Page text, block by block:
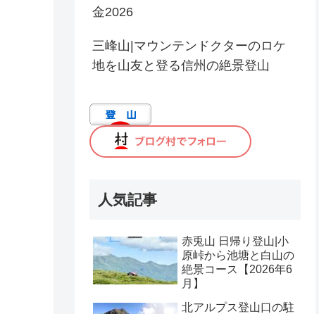
金2026
三峰山|マウンテンドクターのロケ
地を山友と登る信州の絶景登山
人気記事
赤兎山 日帰り登山|小
原峠から池塘と白山の
絶景コース【2026年6
月】
北アルプス登山口の駐